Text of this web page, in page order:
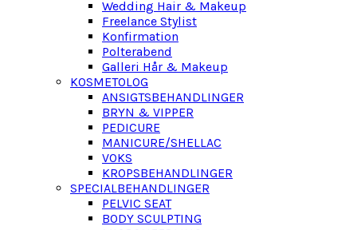
Wedding Hair & Makeup
Freelance Stylist
Konfirmation
Polterabend
Galleri Hår & Makeup
KOSMETOLOG
ANSIGTSBEHANDLINGER
BRYN & VIPPER
PEDICURE
MANICURE/SHELLAC
VOKS
KROPSBEHANDLINGER
SPECIALBEHANDLINGER
PELVIC SEAT
BODY SCULPTING